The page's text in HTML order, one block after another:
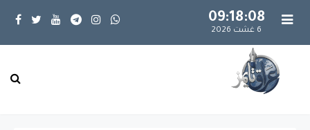
09:18:08
6 غشت 2026